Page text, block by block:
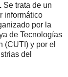
. Se trata de un
informático
por la
de Tecnologías
(CUTI) y por el
del